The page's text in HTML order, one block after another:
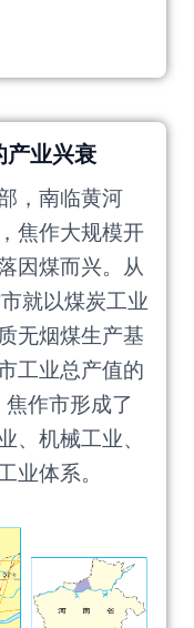
产业兴衰
，南临黄河
焦作大规模开
因煤而兴。从
就以煤炭工业
无烟煤生产基
工业总产值的
作市形成了
、机械工业、
业体系。